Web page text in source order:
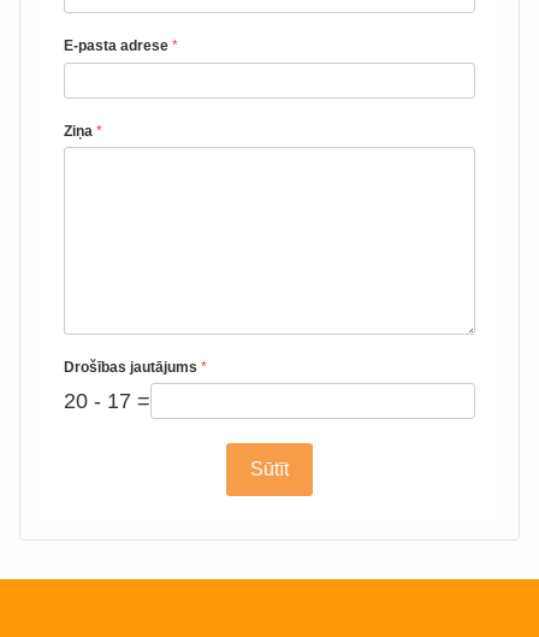
E-pasta adrese *
Ziņa *
Drošības jautājums *
20 - 17 =
Sūtīt